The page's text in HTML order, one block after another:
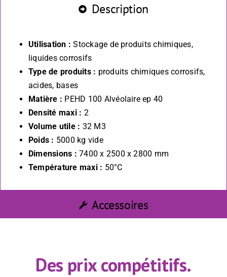
Description
Utilisation :Stockage de produits chimiques,
liquides corrosifs
Type de produits : produits chimiques corrosifs,
acides, bases
Matière : PEHD 100 Alvéolaire ep 40
Densité maxi : 2
Volume utile : 32 M3
Poids : 5000 kg vide
Dimensions :7400 x 2500 x 2800 mm
Température maxi : 50°C
Accessoires
Des prix compétitifs.